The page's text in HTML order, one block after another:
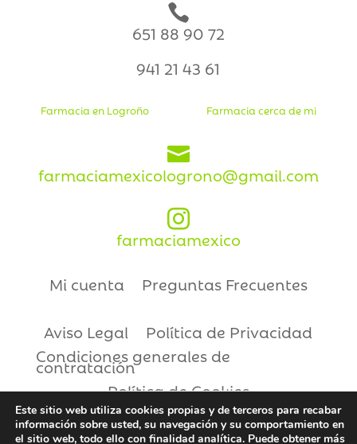

651 88 90 72
941 21 43 61
Farmacia en Logroño Farmacia cerca de mi

farmaciamexicologrono@gmail.com

farmaciamexico
Mi cuenta Preguntas Frecuentes
Aviso Legal
Política de Privacidad
Condiciones generales de
contratación
Política de Cookies
Copyright © 2021 | Farmacia México
Este sitio web utiliza cookies propias y de terceros para recabar
información sobre usted, su navegación y su comportamiento en
el sitio web, todo ello con finalidad analítica. Puede obtener más